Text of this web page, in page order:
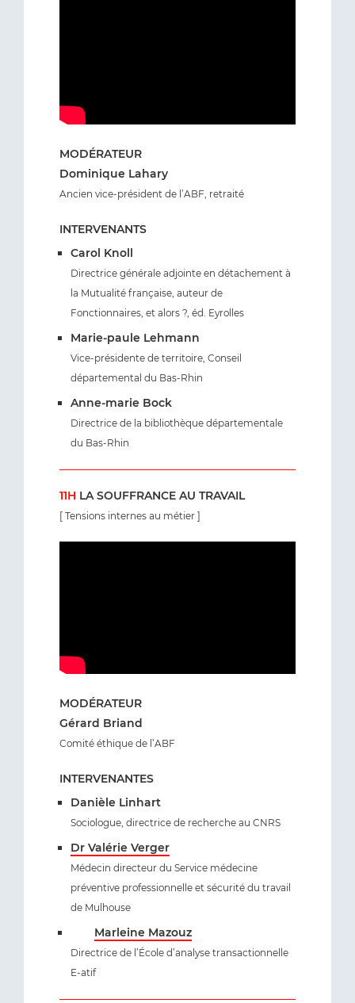
MODÉRATEUR
Dominique Lahary
Ancien vice-président de l’ABF, retraité
INTERVENANTS
Carol Knoll
Directrice générale adjointe en détachement à
la Mutualité française, auteur de
Fonctionnaires, et alors ?, éd. Eyrolles
Marie-paule Lehmann
Vice-présidente de territoire, Conseil
départemental du Bas-Rhin
Anne-marie Bock
Directrice de la bibliothèque départementale
du Bas-Rhin
11H LA SOUFFRANCE AU TRAVAIL
[ Tensions internes au métier ]
MODÉRATEUR
Gérard Briand
Comité éthique de l’ABF
INTERVENANTES
Danièle Linhart
Sociologue, directrice de recherche au CNRS
Dr Valérie Verger
Médecin directeur du Service médecine
préventive professionnelle et sécurité du travail
de Mulhouse
Marleine Mazouz
Directrice de l’École d’analyse transactionnelle
E-atif